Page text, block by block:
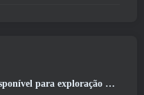
no RuneScape da velha escola